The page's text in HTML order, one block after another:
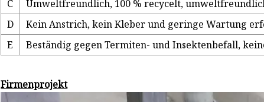
C
Umweltfreundlich, 100 % recycelt,
D
Kein Anstrich, kein Kleber und geringe Wartung
E
Beständig gegen Termiten- und Insektenbefall,
Firmenprojekt